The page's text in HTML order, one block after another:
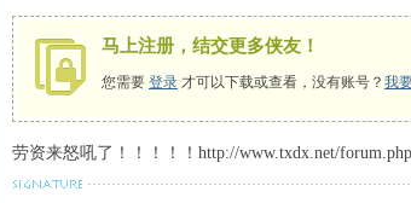
马上注册，结交更多侠友！
您需要 登录 才可以下载或查看，没有账号？ 我
劳资来怒吼了！！！！！http://www.txdx.net/